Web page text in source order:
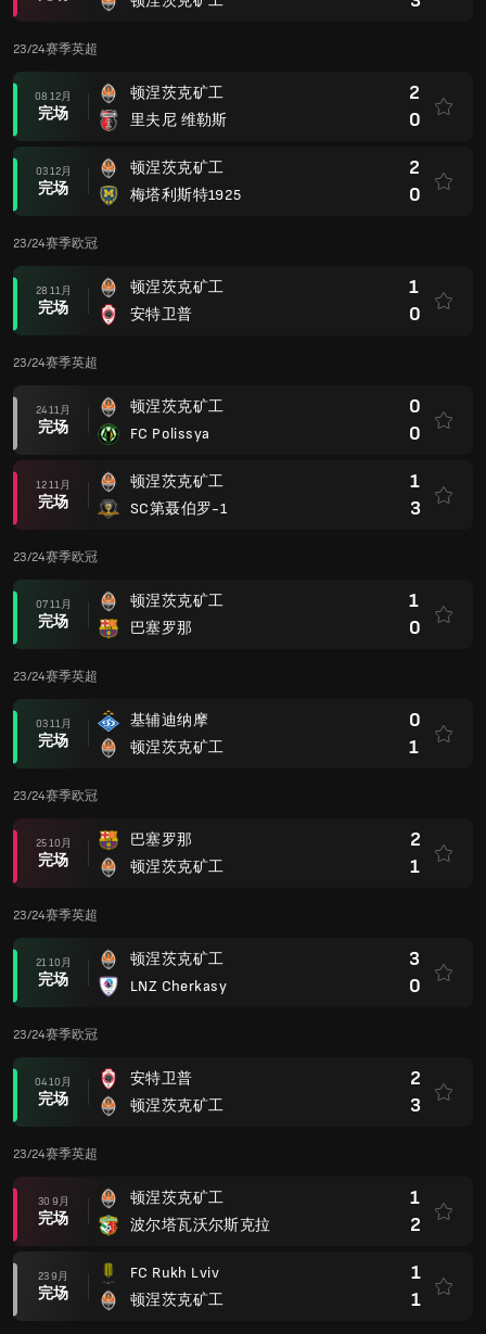
23/24赛季英超
08 12月
完场
顿涅茨克矿工
里夫尼 维勒斯
2
0
03 12月
完场
顿涅茨克矿工
梅塔利斯特1925
2
0
23/24赛季欧冠
28 11月
完场
顿涅茨克矿工
安特卫普
1
0
23/24赛季英超
24 11月
完场
顿涅茨克矿工
FC Polissya
0
0
12 11月
完场
顿涅茨克矿工
SC第聂伯罗-1
1
3
23/24赛季欧冠
07 11月
完场
顿涅茨克矿工
巴塞罗那
1
0
23/24赛季英超
03 11月
完场
基辅迪纳摩
顿涅茨克矿工
0
1
23/24赛季欧冠
25 10月
完场
巴塞罗那
顿涅茨克矿工
2
1
23/24赛季英超
21 10月
完场
顿涅茨克矿工
LNZ Cherkasy
3
0
23/24赛季欧冠
04 10月
完场
安特卫普
顿涅茨克矿工
2
3
23/24赛季英超
30 9月
完场
顿涅茨克矿工
波尔塔瓦沃尔斯克拉
1
2
23 9月
完场
FC Rukh Lviv
顿涅茨克矿工
1
1